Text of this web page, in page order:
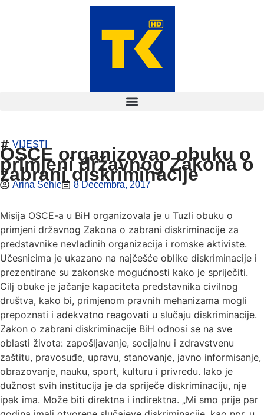
VIJESTI
OSCE organizovao obuku o
primjeni državnog Zakona o
zabrani diskriminacije
Arina Sehic 8 Decembra, 2017
Misija OSCE-a u BiH organizovala je u Tuzli obuku o
primjeni državnog Zakona o zabrani diskriminacije za
predstavnike nevladinih organizacija i romske aktiviste.
Učesnicima je ukazano na najčešće oblike diskriminacije i
prezentirane su zakonske mogućnosti kako je spriječiti.
Cilj obuke je jačanje kapaciteta predstavnika civilnog
društva, kako bi, primjenom pravnih mehanizama mogli
prepoznati i adekvatno reagovati u slučaju diskriminacije.
Zakon o zabrani diskriminacije BiH odnosi se na sve
oblasti života: zapošljavanje, socijalnu i zdravstvenu
zaštitu, pravosuđe, upravu, stanovanje, javno informisanje,
obrazovanje, nauku, sport, kulturu i privredu. Iako je
dužnost svih institucija je da spriječe diskriminaciju, nje
ipak ima. Može biti direktna i indirektna. „Mi smo prije par